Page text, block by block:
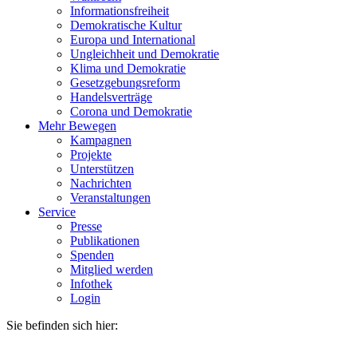
Informationsfreiheit
Demokratische Kultur
Europa und International
Ungleichheit und Demokratie
Klima und Demokratie
Gesetzgebungsreform
Handelsverträge
Corona und Demokratie
Mehr Bewegen
Kampagnen
Projekte
Unterstützen
Nachrichten
Veranstaltungen
Service
Presse
Publikationen
Spenden
Mitglied werden
Infothek
Login
Sie befinden sich hier: